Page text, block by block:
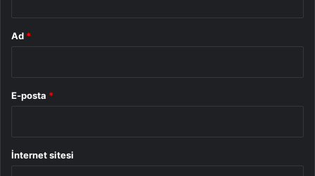
Ad *
E-posta *
İnternet sitesi